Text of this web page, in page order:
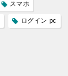
スマホ
ログイン pc